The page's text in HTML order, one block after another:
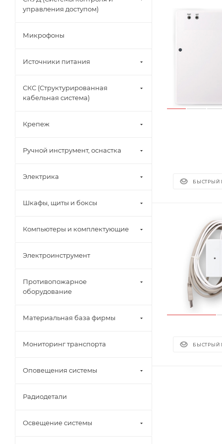
БЫСТРЫЙ
БЫСТРЫЙ
управления доступом)
Микрофоны
Источники питания
СКС (Структурированная
кабельная система)
Крепеж
Ручной инструмент, оснастка
Электрика
Шкафы, щиты и боксы
Компьютеры и комплектующие
Электроинструмент
Противопожарное
оборудование
Материальная база фирмы
Мониторинг транспорта
Оповещения системы
Радиодетали
Освещение системы